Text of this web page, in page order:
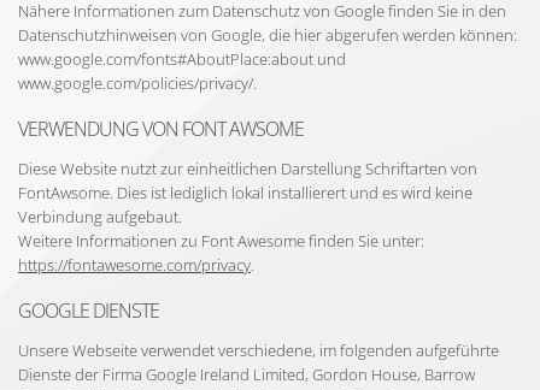
Nähere Informationen zum Datenschutz von Google finden Sie in den
Datenschutzhinweisen von Google, die hier abgerufen werden können:
www.google.com/fonts#AboutPlace:about und
www.google.com/policies/privacy/.
VERWENDUNG VON FONT AWSOME
Diese Website nutzt zur einheitlichen Darstellung Schriftarten von
FontAwsome. Dies ist lediglich lokal installierert und es wird keine
Verbindung aufgebaut.
Weitere Informationen zu Font Awesome finden Sie unter:
https://fontawesome.com/privacy.
GOOGLE DIENSTE
Unsere Webseite verwendet verschiedene, im folgenden aufgeführte
Dienste der Firma Google Ireland Limited, Gordon House, Barrow